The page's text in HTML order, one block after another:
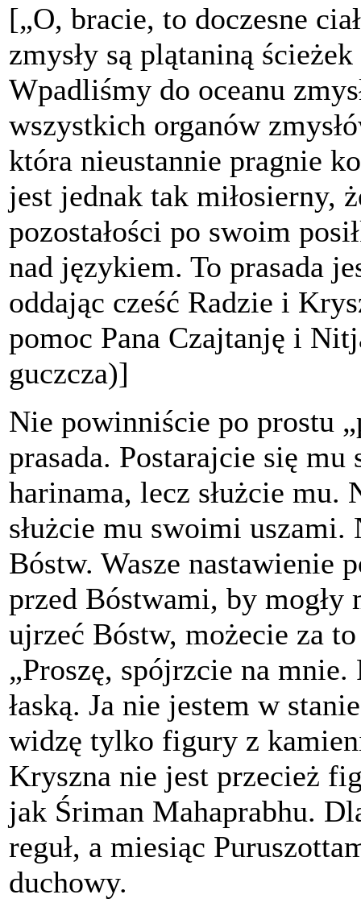
[„O, bracie, to doczesne
zmysły są plątaniną
Wpadliśmy do oceanu
wszystkich organów
która nieustannie pragnie
jest jednak tak miłosierny,
pozostałości po swoim
nad językiem. To prasada
oddając cześć Radzie i
pomoc Pana Czajtanję i
guczcza)]
Nie powinniście po prostu
prasada. Postarajcie się
harinama, lecz służcie mu.
służcie mu swoimi
Bóstw. Wasze nastawienie
przed Bóstwami, by
ujrzeć Bóstw, możecie za
„Proszę, spójrzcie na
łaską. Ja nie jestem w
widzę tylko figury z
Kryszna nie jest przecież
jak Śriman Mahaprabhu.
reguł, a miesiąc
duchowy.